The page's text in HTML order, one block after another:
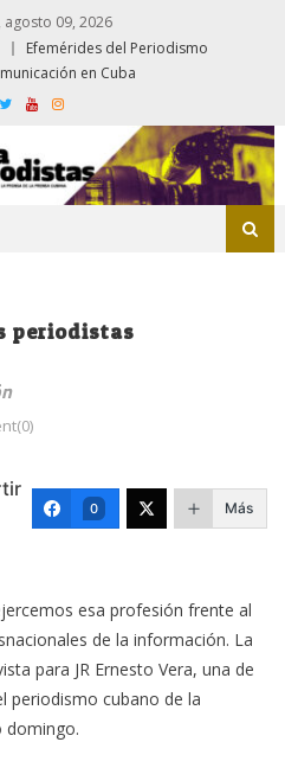
09, 2026
Efemérides del Periodismo
en Cuba
periodistas
0 Más
esa profesión frente al
de la información. La
para JR Ernesto Vera, una de
periodismo cubano de la
domingo.